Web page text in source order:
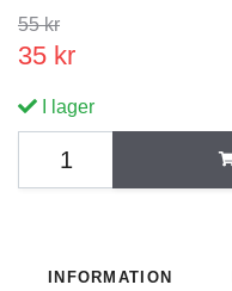
55 kr
35 kr
I lager
INFORMATION